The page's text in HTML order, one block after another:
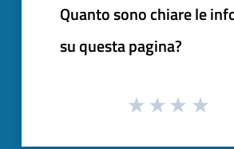
Quanto sono chiare le
su questa pagina?